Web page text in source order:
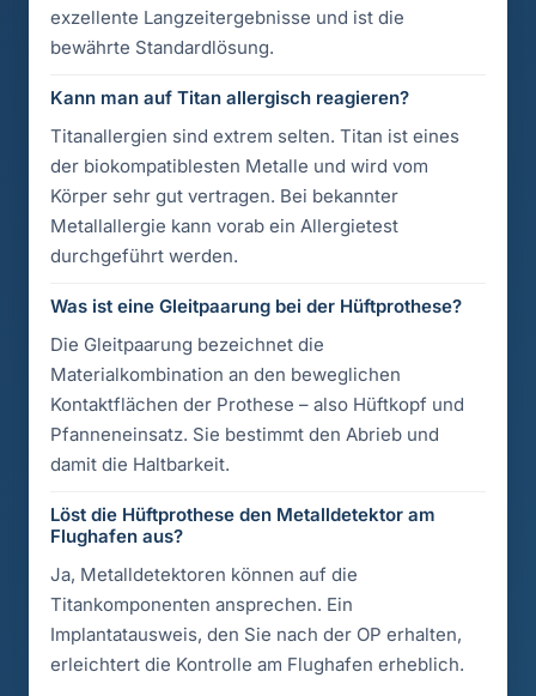
exzellente Langzeitergebnisse und ist die
bewährte Standardlösung.
Kann man auf Titan allergisch reagieren?
Titanallergien sind extrem selten. Titan ist eines
der biokompatiblesten Metalle und wird vom
Körper sehr gut vertragen. Bei bekannter
Metallallergie kann vorab ein Allergietest
durchgeführt werden.
Was ist eine Gleitpaarung bei der Hüftprothese?
Die Gleitpaarung bezeichnet die
Materialkombination an den beweglichen
Kontaktflächen der Prothese – also Hüftkopf und
Pfanneneinsatz. Sie bestimmt den Abrieb und
damit die Haltbarkeit.
Löst die Hüftprothese den Metalldetektor am
Flughafen aus?
Ja, Metalldetektoren können auf die
Titankomponenten ansprechen. Ein
Implantatausweis, den Sie nach der OP erhalten,
erleichtert die Kontrolle am Flughafen erheblich.